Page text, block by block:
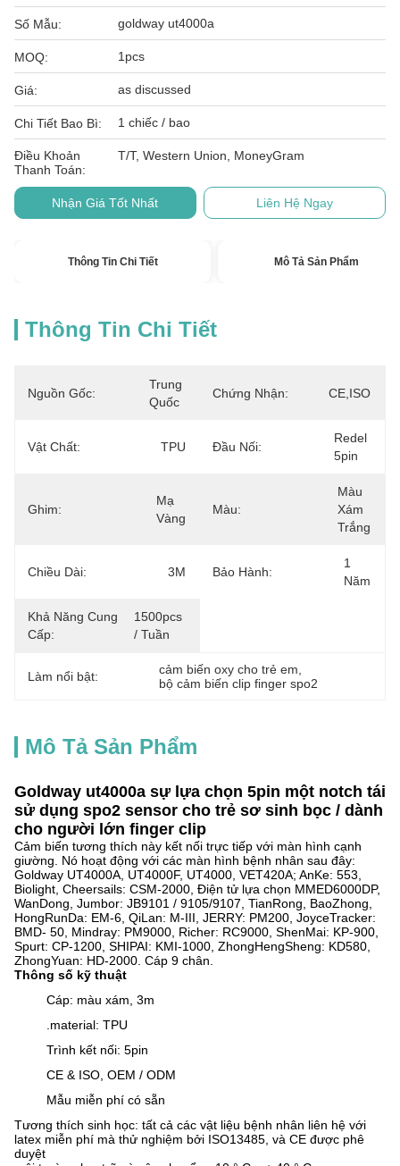
Số Mẫu: goldway ut4000a
MOQ: 1pcs
Giá: as discussed
Chi Tiết Bao Bì: 1 chiếc / bao
Điều Khoản
Thanh Toán:
T/T, Western Union, MoneyGram
Nhận Giá Tốt Nhất Liên Hệ Ngay
Thông Tin Chi Tiết Mô Tả Sản Phẩm
Thông Tin Chi Tiết
Nguồn Gốc:
Trung
Quốc
Chứng Nhận: CE,ISO
Vật Chất: TPU Đầu Nối:
Redel
5pin
Ghim:
Mạ
Vàng
Màu:
Màu
Xám
Trắng
Chiều Dài: 3M Bảo Hành:
1
Năm
Khả Năng Cung
Cấp:
1500pcs
/ Tuần
Làm nổi bật: cảm biến oxy cho trẻ em
bộ cảm biến clip finger spo2
Mô Tả Sản Phẩm
Goldway ut4000a sự lựa chọn 5pin một notch tái
sử dụng spo2 sensor cho trẻ sơ sinh bọc / dành
cho người lớn finger clip
Cảm biến tương thích này kết nối trực tiếp với màn hình cạnh
giường. Nó hoạt động với các màn hình bệnh nhân sau đây:
Goldway UT4000A, UT4000F, UT4000, VET420A; AnKe: 553,
Biolight, Cheersails: CSM-2000, Điện tử lựa chọn MMED6000DP,
WanDong, Jumbor: JB9101 / 9105/9107, TianRong, BaoZhong,
HongRunDa: EM-6, QiLan: M-III, JERRY: PM200, JoyceTracker:
BMD- 50, Mindray: PM9000, Richer: RC9000, ShenMai: KP-900,
Spurt: CP-1200, SHIPAI: KMI-1000, ZhongHengSheng: KD580,
ZhongYuan: HD-2000. Cáp 9 chân.
Thông số kỹ thuật
Cáp: màu xám, 3m
.material: TPU
Trình kết nối: 5pin
CE & ISO, OEM / ODM
Mẫu miễn phí có sẵn
Tương thích sinh học: tất cả các vật liệu bệnh nhân liên hệ với
latex miễn phí mà thử nghiệm bởi ISO13485, và CE được phê
duyệt